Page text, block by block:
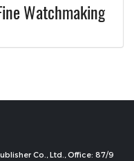
Watchmaking
Co., Ltd., Office: 87/9